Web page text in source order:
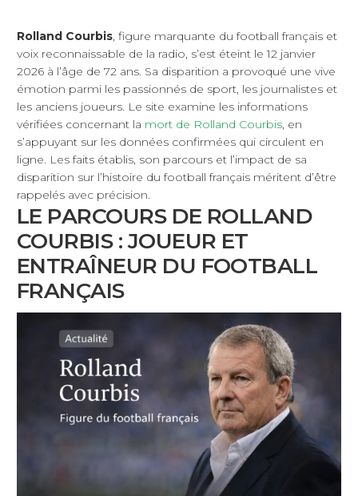
Rolland Courbis, figure marquante du football français et
voix reconnaissable de la radio, s’est éteint le 12 janvier
2026 à l’âge de 72 ans. Sa disparition a provoqué une vive
émotion parmi les passionnés de sport, les journalistes et
les anciens joueurs. Le site examine les informations
vérifiées concernant la mort de Rolland Courbis, en
s’appuyant sur les données confirmées qui circulent en
ligne. Les faits établis, son parcours et l’impact de sa
disparition sur l’histoire du football français méritent d’être
rappelés avec précision.
LE PARCOURS DE ROLLAND
COURBIS : JOUEUR ET
ENTRAÎNEUR DU FOOTBALL
FRANÇAIS